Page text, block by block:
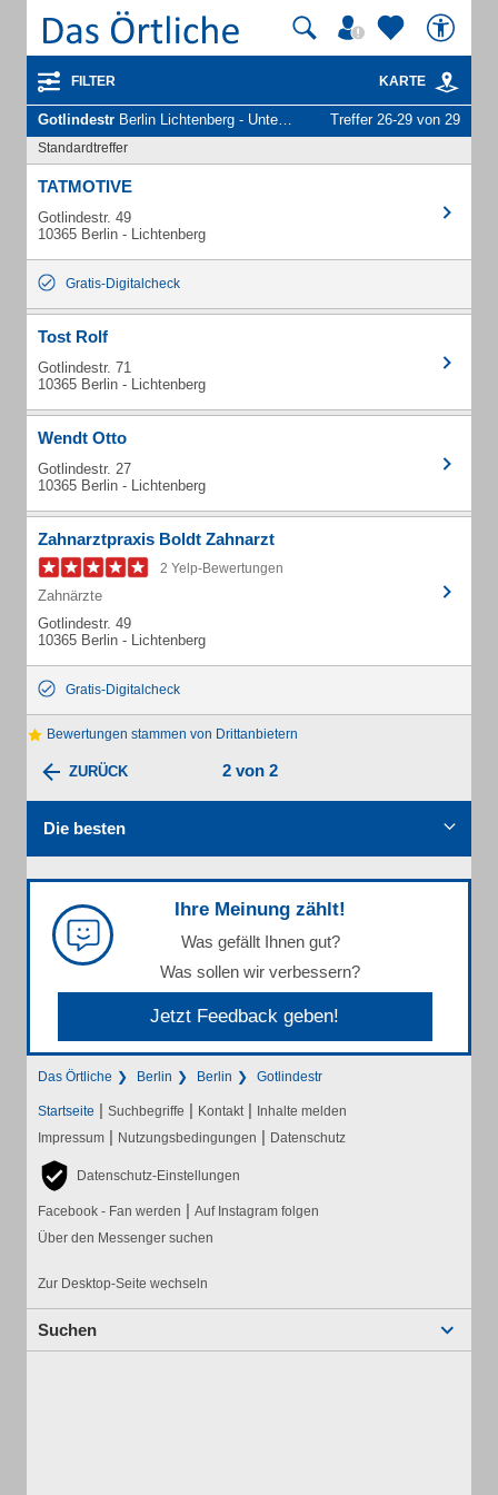
FILTER KARTE
Gotlindestr Berlin Lichtenberg - Unternehmen und Personen Treffer 26-29 von 29
Standardtreffer
TATMOTIVE
Gotlindestr. 49
10365 Berlin - Lichtenberg
Gratis-Digitalcheck
Tost Rolf
Gotlindestr. 71
10365 Berlin - Lichtenberg
Wendt Otto
Gotlindestr. 27
10365 Berlin - Lichtenberg
Zahnarztpraxis Boldt Zahnarzt
2 Yelp-Bewertungen
Zahnärzte
Gotlindestr. 49
10365 Berlin - Lichtenberg
Gratis-Digitalcheck
Bewertungen stammen von Drittanbietern
ZURÜCK 2 von 2
Die besten
Ihre Meinung zählt!
Was gefällt Ihnen gut?
Was sollen wir verbessern?
Jetzt Feedback geben!
Das Örtliche Berlin Berlin Gotlindestr
Startseite | Suchbegriffe | Kontakt | Inhalte melden
Impressum | Nutzungsbedingungen | Datenschutz
Datenschutz-Einstellungen
Facebook - Fan werden | Auf Instagram folgen
Über den Messenger suchen
Zur Desktop-Seite wechseln
Suchen